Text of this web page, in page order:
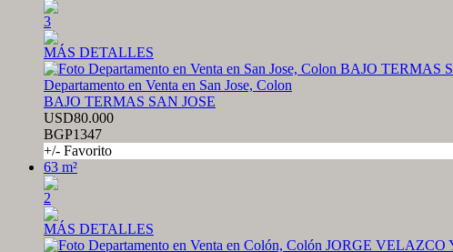
3
MÁS DETALLES
Departamento en Venta en San Jose, Colon
BAJO TERMAS SAN JOSE
USD80.000
BGP1347
+/- Favorito
63 m²
2
MÁS DETALLES